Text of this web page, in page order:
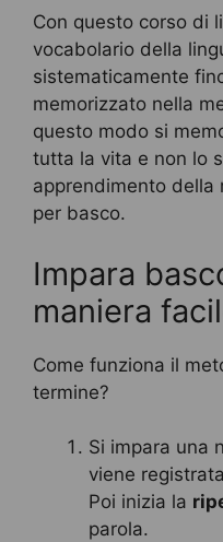
Con questo corso di
vocabolario della
sistematicamente
memorizzato nella
questo modo si
tutta la vita e non lo
apprendimento della
per basco.
Impara
maniera
Come funziona il
termine?
Si impara una
viene
Poi inizia la
parola.